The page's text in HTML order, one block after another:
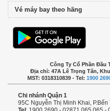
Vé máy bay theo hãng
Công Ty Cổ Phần Đầu
Địa chỉ: 47A Lê Trọng Tấn,
MST: 0318310839 - Tel: 1900
Chi nhánh Quận 1
95C Nguyễn Thị Minh Khai, P.Bến